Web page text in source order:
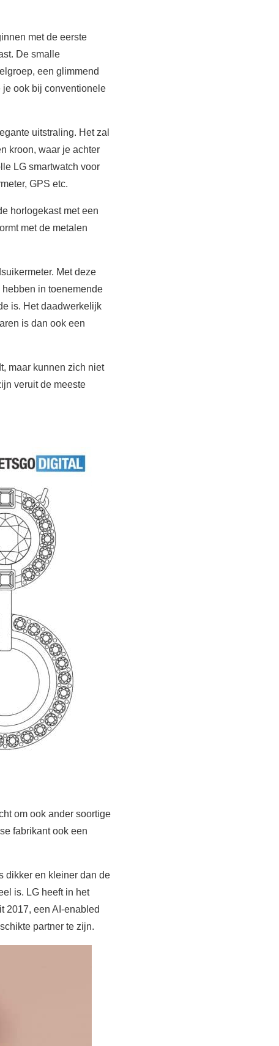
met de eerste
De smalle
een glimmend
ook bij conventionele
uitstraling. Het zal
kroon, waar je achter
LG smartwatch voor
GPS etc.
horlogekast met een
met de metalen
Met deze
in toenemende
is. Het daadwerkelijk
is dan ook een
maar kunnen zich niet
veruit de meeste
om ook ander soortige
fabrikant ook een
dikker en kleiner dan de
is. LG heeft in het
2017, een AI-enabled
partner te zijn.